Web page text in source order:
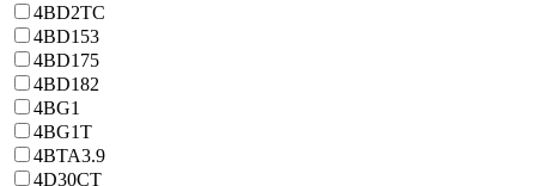
4BD2TC
4BD153
4BD175
4BD182
4BG1
4BG1T
4BTA3.9
4D30CT